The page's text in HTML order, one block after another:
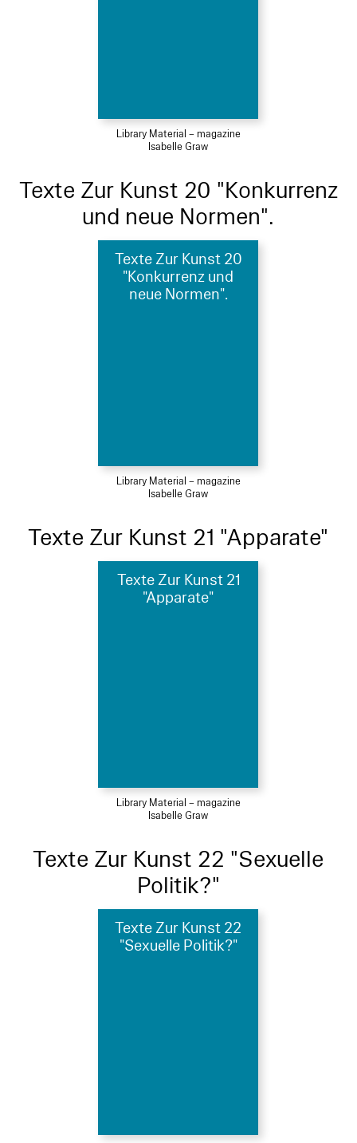
Library Material – magazine
Isabelle Graw
Texte Zur Kunst 20 "Konkurrenz
und neue Normen".
Texte Zur Kunst 20
"Konkurrenz und
neue Normen".
Library Material – magazine
Isabelle Graw
Texte Zur Kunst 21 "Apparate"
Texte Zur Kunst 21
"Apparate"
Library Material – magazine
Isabelle Graw
Texte Zur Kunst 22 "Sexuelle
Politik?"
Texte Zur Kunst 22
"Sexuelle Politik?"